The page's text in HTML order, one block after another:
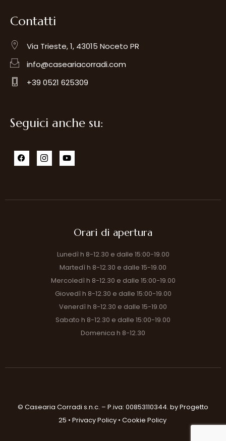
Contatti
Via Trieste, 1, 43015 Noceto PR
info@caseariacorradi.com
+39 0521 625309
Seguici anche su:
Orari di apertura
Lunedì h 8-12.30 e dalle 15:00-19.00
Martedì h 8-12.30 e dalle 15-19.00
Mercoledì h 8-12.30 e dalle 15:00-19.00
Giovedì h 8-12.30 e dalle 15:00-19.00
Venerdì h 8-12.30 e dalle 15-19.00
Sabato h 8-12.30 e dalle 15:00-19.00
Domenica h 8-12.30
© Casearia Corradi s.n.c. – P.iva: 00853110344. by Progetto
25 • Privacy Policy• Cookie Policy